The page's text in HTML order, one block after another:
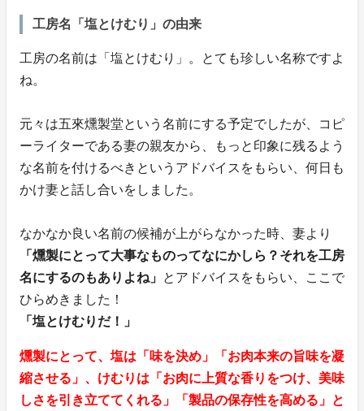
工房名「塩とけむり」の由来
工房の名前は「塩とけむり」。とても珍しい名称ですよ
ね。
元々は五來燻製堂という名前にする予定でしたが、コピ
ーライターである妻の親友から、もっと印象に残るよう
な名前を付けるべきというアドバイスをもらい、何日も
かけ妻と話し合いをしました。
なかなか良い名前の候補が上がらなかった時、妻より
「燻製にとって大事なものってなにかしら？それを工房
名にするのもありよね」 とアドバイスをもらい、ここで
ひらめきました！
「塩とけむりだ！」
燻製にとって、塩は「味を決め」「お肉本来の旨味を凝
縮させる」、けむりは「お肉に上質な香りをつけ、美味
しさを引き立ててくれる」「製品の保存性を高める」と